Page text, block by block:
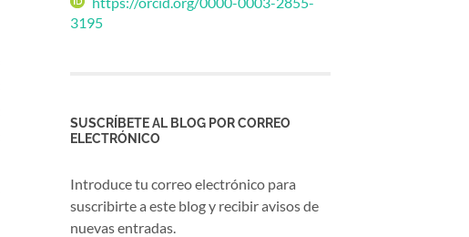
3195
SUSCRÍBETE AL BLOG POR CORREO
ELECTRÓNICO
Introduce tu correo electrónico para
suscribirte a este blog y recibir avisos de
nuevas entradas.